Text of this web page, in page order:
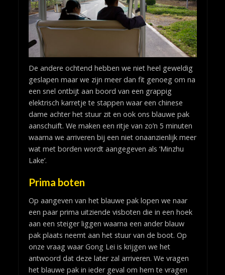
De andere ochtend hebben we niet heel geweldig
geslapen maar we zijn meer dan fit genoeg om na
een snel ontbijt aan boord van een grappig
elektrisch karretje te stappen waar een chinese
dame achter het stuur zit en ook ons blauwe pak
aanschuift. We maken een ritje van zo’n 5 minuten
waarna we arriveren bij een niet onaanzienlijk meer
wat met borden wordt aangegeven als ‘Minzhu
Lake’.
Prima boten
Op aangeven van het blauwe pak lopen we naar
een paar prima uitziende visboten die in een hoek
aan een steiger liggen waarna een ander blauw
pak plaats neemt aan het stuur van de boot. Op
onze vraag waar Gong Lei is krijgen we het
antwoord dat deze later zal arriveren. We vragen
het blauwe pak in ieder geval om hem te vragen